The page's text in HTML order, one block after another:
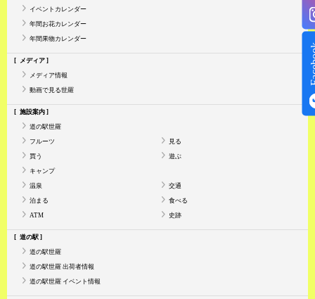
イベントカレンダー
年間お花カレンダー
年間果物カレンダー
メディア
メディア情報
動画で見る世羅
施設案内
道の駅世羅
フルーツ 見る
買う 遊ぶ
キャンプ
温泉 交通
泊まる 食べる
ATM 史跡
道の駅
道の駅世羅
道の駅世羅 出荷者情報
道の駅世羅 イベント情報